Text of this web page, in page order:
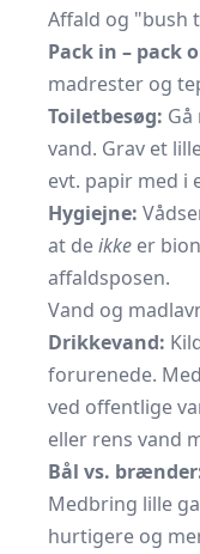
Affald og "bush
Pack in – pack
madrester og
Toiletbesøg:
vand. Grav et
evt. papir med i
Hygiejne:
at deikke er
affaldsposen.
Vand og
Drikkevand:
forurenede.
ved offentlige
eller rens vand
Bål vs.
Medbring lille
hurtigere og